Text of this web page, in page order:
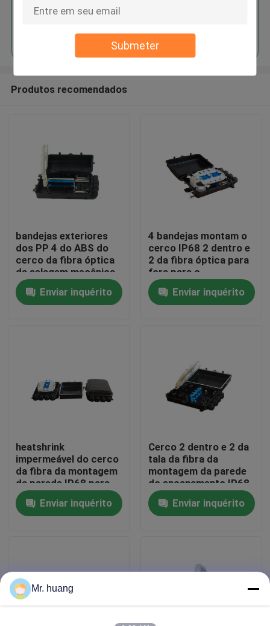
Submeter
Casa
Excursão da fábrica
Emenda de fibra óptica
Dome emenda de fibra óptica
cerco da tala da fibra
Produtos recomendados
bandejas exteriores
dos PP 4 do ABS do
cerco da fibra óptica
da selagem mecânica
Enviar inquérito
4 bandejas montam o
cerco IP68 2 dentro e
2 da fibra óptica para
fora para o
encanamento
Enviar inquérito
heatshrink
impermeável do cerco
da fibra da montagem
da parede IP68 para
direto enterrado
Enviar inquérito
Cerco 2 dentro e 2 da
tala da fibra da
montagem da parede
do encanamento IP68
para fora
Enviar inquérito
Mr. huang